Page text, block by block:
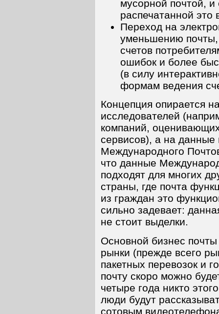
мусорной почтой, и
распечатанной это
Переход на
уменьшению почты,
счетов
ошибок и более
(в силу
формам ведения
Концепция опирается
исследователей
компаний,
сервисов), а на данные
Международного
что данные
подходят для многих
страны, где почта
из граждан это
сильно задевает:
не стоит выделки.
Основной бизнес
рынки (прежде всего
пакетных перевозок и
почту скоро можно
четыре года никто
люди будут
сотовым